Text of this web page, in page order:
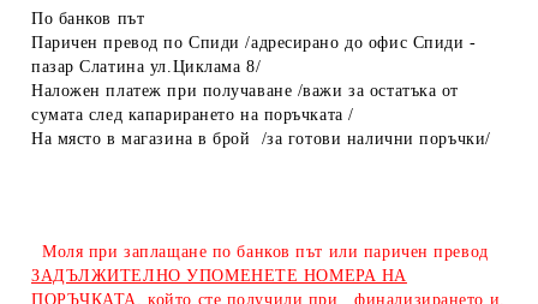
По банков път
Паричен превод по Спиди /адресирано до офис Спиди -
пазар Слатина ул.Циклама 8/
Наложен платеж при получаване /важи за остатъка от
сумата след капарирането на поръчката /
На място в магазина в брой /за готови налични поръчки/
Моля при заплащане по банков път или паричен превод
ЗАДЪЛЖИТЕЛНО УПОМЕНЕТЕ НОМЕРА НА
ПОРЪЧКАТА, който сте получили при финализирането и.